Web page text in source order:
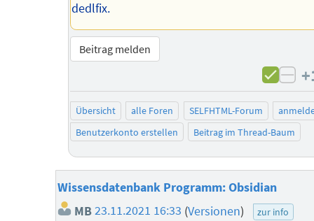
dedlfix.
Beitrag melden
Übersicht alle Foren SELFHTML-Forum
Benutzerkonto erstellen
Beitrag im Thread-Baum
Wissensdatenbank Programm: Obsidian
MB23.11.2021 16:33 (Versionen) zur info